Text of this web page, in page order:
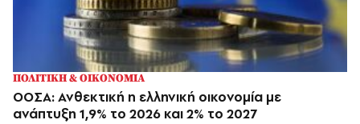
ΠΟΛΙΤΙΚΗ & ΟΙΚΟΝΟΜΙΑ
ΟΟΣΑ: Ανθεκτική η ελληνική οικονομία με
ανάπτυξη 1,9% το 2026 και 2% το 2027